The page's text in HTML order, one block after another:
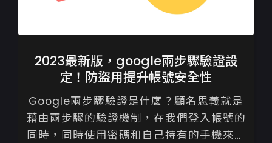
2023最新版，google兩步驟驗證設
定！防盜用提升帳號安全性
Google兩步驟驗證是什麼？顧名思義就是
藉由兩步驟的驗證機制，在我們登入帳號的
同時，同時使用密碼和自己持有的手機來確